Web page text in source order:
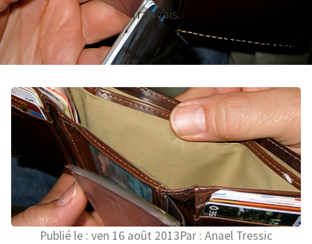
français.
Publié le : ven 16 août 2013Par : Anael Tressic